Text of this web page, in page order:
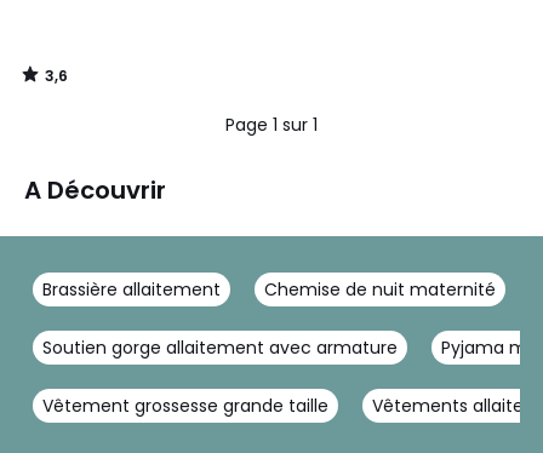
3,6
/
Page 1 sur 1
A Découvrir
Brassière allaitement Chemise de nuit maternité
Soutien gorge allaitement avec armature Pyjama
Vêtement grossesse grande taille Vêtements